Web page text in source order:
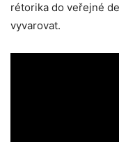
rétorika do veřejné
vyvarovat.